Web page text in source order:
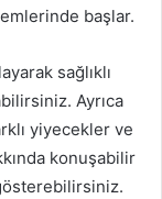
başlar.
sağlıklı
Ayrıca
yiyecekler ve
konuşabilir